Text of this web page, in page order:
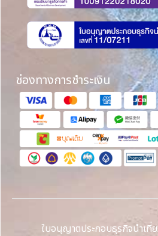
ช่องทางการชำระเงิน
ใบอนุญาตประกอบธุรกิจนำเที่